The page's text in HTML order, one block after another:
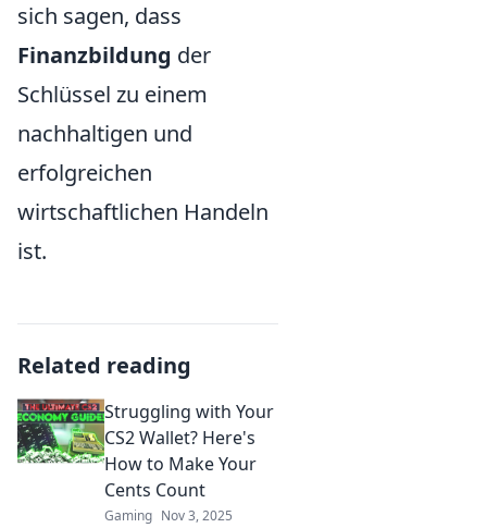
sich sagen, dass
Finanzbildung der
Schlüssel zu einem
nachhaltigen und
erfolgreichen
wirtschaftlichen Handeln
ist.
Related reading
Struggling with Your
CS2 Wallet? Here's
How to Make Your
Cents Count
Gaming Nov 3, 2025